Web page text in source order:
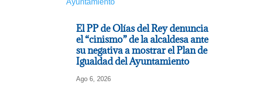
El PP de Olías del Rey denuncia
el “cinismo” de la alcaldesa ante
su negativa a mostrar el Plan de
Igualdad del Ayuntamiento
Ago 6, 2026